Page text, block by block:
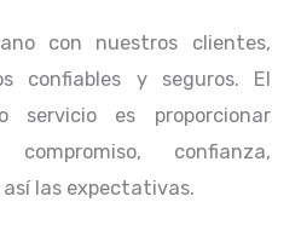
con nuestros clientes,
confiables y seguros. El
servicio es proporcionar
confianza,
así las expectativas.